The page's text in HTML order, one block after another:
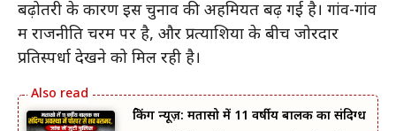
बढ़ोतरी के कारण इस चुनाव की अहमियत बढ़ गई है। गांव-गांव
में राजनीति चरम पर है, और प्रत्याशियों के बीच जोरदार
प्रतिस्पर्धा देखने को मिल रही है।
ब्रेकिंग न्यूज़: मतासो में 11 वर्षीय बालक का संदिग्ध